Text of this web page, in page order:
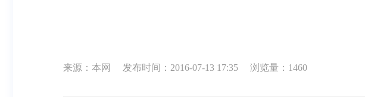
来源：本网 发布时间：2016-07-13 17:35 浏览量：1460